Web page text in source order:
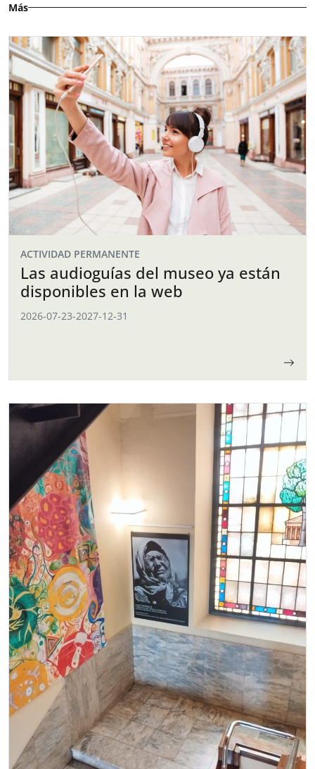
Más
ACTIVIDAD PERMANENTE
Las audioguías del museo ya están
disponibles en la web
2026-07-23-2027-12-31